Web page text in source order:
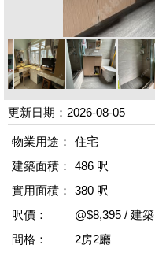
更新日期：2026-08-05
物業用途：
住宅
建築面積：
486 呎
實用面積：
380 呎
呎價：
@$8,395 / 建築
間格：
2房2廳